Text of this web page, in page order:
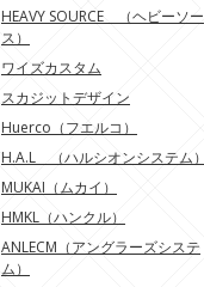
HEAVY SOURCE （ヘビーソー
ス）
ワイズカスタム
スカジットデザイン
Huerco（フエルコ）
H.A.L （ハルシオンシステム）
MUKAI（ムカイ）
HMKL（ハンクル）
ANLECM（アングラーズシステ
ム）